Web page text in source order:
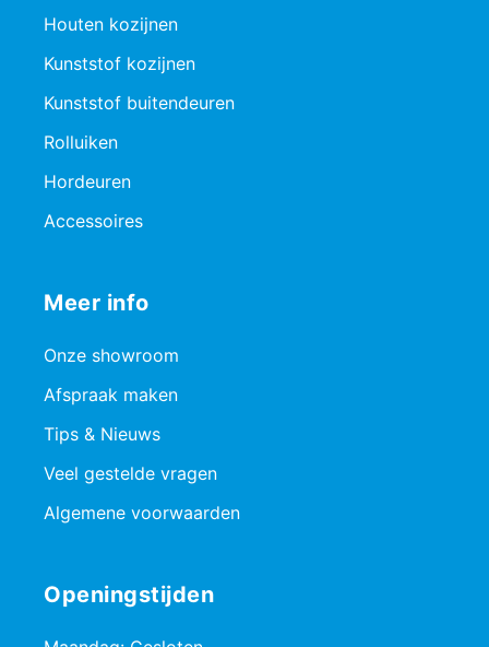
Houten kozijnen
Kunststof kozijnen
Kunststof buitendeuren
Rolluiken
Hordeuren
Accessoires
Meer info
Onze showroom
Afspraak maken
Tips & Nieuws
Veel gestelde vragen
Algemene voorwaarden
Openingstijden